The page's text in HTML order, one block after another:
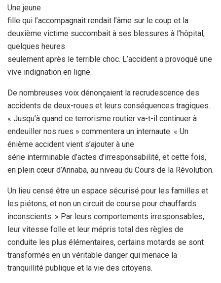
Une jeune
fille qui l’accompagnait rendait l’âme sur le coup et la
deuxième victime succombait à ses blessures à l’hôpital,
quelques heures
seulement après le terrible choc. L’accident a provoqué une
vive indignation en ligne.
De nombreuses voix dénonçaient la recrudescence des
accidents de deux-roues et leurs conséquences tragiques.
« Jusqu’à quand ce terrorisme routier va-t-il continuer à
endeuiller nos rues » commentera un internaute. « Un
énième accident vient s’ajouter à une
série interminable d’actes d’irresponsabilité, et cette fois,
en plein cœur d’Annaba, au niveau du Cours de la Révolution.
Un lieu censé être un espace sécurisé pour les familles et
les piétons, et non un circuit de course pour chauffards
inconscients. » Par leurs comportements irresponsables,
leur vitesse folle et leur mépris total des règles de
conduite les plus élémentaires, certains motards se sont
transformés en un véritable danger qui menace la
tranquillité publique et la vie des citoyens.